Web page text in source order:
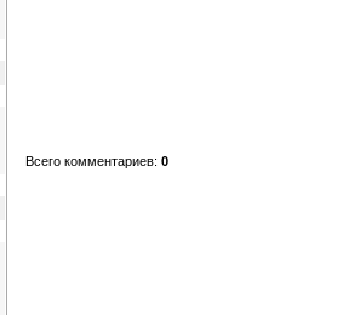
Всего комментариев: 0